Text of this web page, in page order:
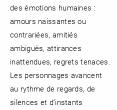
des émotions humaines :
amours naissantes ou
contrariées, amitiés
ambiguës, attirances
inattendues, regrets tenaces.
Les personnages avancent
au rythme de regards, de
silences et d’instants